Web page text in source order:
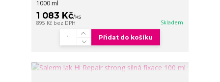
1000 ml
1 083 Kč/ks
895 Kč bez DPH Skladem
Přidat do košíku